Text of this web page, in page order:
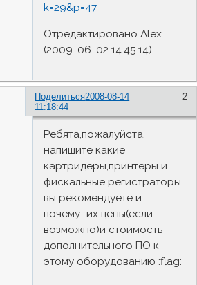
k=29&p=47
Отредактировано Alex
(2009-06-02 14:45:14)
Поделиться 2
2008-08-14
11:18:44
Ребята,пожалуйста,
напишите какие
картридеры,принтеры и
фискальные регистраторы
вы рекомендуете и
почему...их цены(если
возможно)и стоимость
дополнительного ПО к
этому оборудованию :flag: